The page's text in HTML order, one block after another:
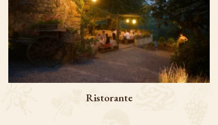
Ristorante